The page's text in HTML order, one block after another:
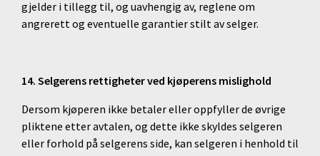
gjelder i tillegg til, og uavhengig av, reglene om
angrerett og eventuelle garantier stilt av selger.
14. Selgerens rettigheter ved kjøperens mislighold
Dersom kjøperen ikke betaler eller oppfyller de øvrige
pliktene etter avtalen, og dette ikke skyldes selgeren
eller forhold på selgerens side, kan selgeren i henhold til